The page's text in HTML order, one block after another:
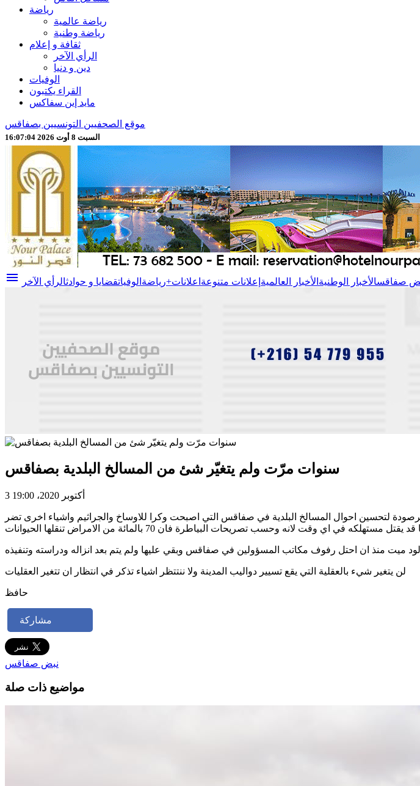
رياضة
رياضة عالمية
رياضة وطنية
ثقافة و إعلام
الرأي الآخر
دين و دنيا
الوفيات
القراء يكتبون
مايد إين سفاكس
موقع الصحفيين التونسيين بصفاقس
السبت 8 أوت 2026 16:07:06
menu صفاقسالأخبار الوطنية الأخبار العالمية إعلانات متنوعة اعلانات+رياضة الوفياتقضايا و حوادثالرأي الآخر
سنوات مرّت ولم يتغيّر شئ من المسالخ البلدية بصفاقس
3 أكتوبر 2020، 19:00
لتحسين احوال المسالخ البلدية في صفاقس التي اصبحت وكرا للاوساخ والجراثيم واشياء اخرى تضر
في اي وقت لانه وحسب تصريحات البياطرة فان 70 بالمائة من الامراض تنقلها الحيوانات
لن يتغير شيء بالعقلية التي يقع تسيير دواليب المدينة ولا ننتتظر اشياء تذكر في انتظار ان تتغير العقليات
حافظ
مشاركة
نبض صفاقس
مواضيع ذات صلة